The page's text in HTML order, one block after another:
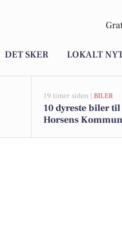
DET SKER LOKALT
19 timer siden | BILER
10 dyreste biler
Horsens